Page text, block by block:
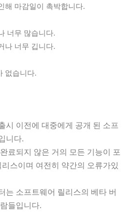
해 마감일이 촉박합니다.
너무 많습니다.
나 너무 깁니다.
없습니다.
시 이전에 대중에게 공개 된 소프
니다.
료되지 않은 거의 모든 기능이 포
스이며 여전히 약간의 오류가있
는 소프트웨어 릴리스의 베타 버
들입니다.